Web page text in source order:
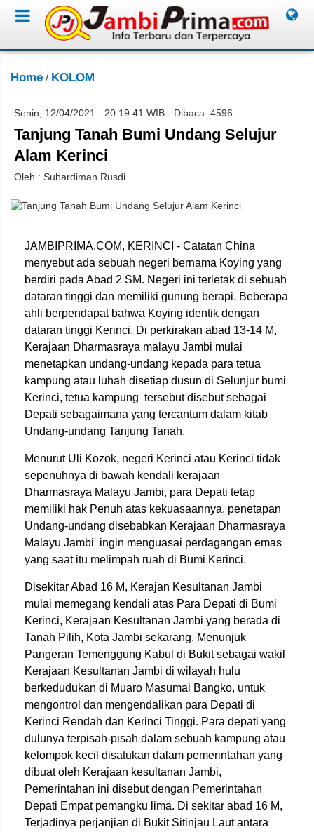
Home / KOLOM
Senin, 12/04/2021 - 20:19:41 WIB - Dibaca: 4596
Tanjung Tanah Bumi Undang Selujur
Alam Kerinci
Oleh : Suhardiman Rusdi
JAMBIPRIMA.COM, KERINCI - Catatan China
menyebut ada sebuah negeri bernama Koying yang
berdiri pada Abad 2 SM. Negeri ini terletak di sebuah
dataran tinggi dan memiliki gunung berapi. Beberapa
ahli berpendapat bahwa Koying identik dengan
dataran tinggi Kerinci. Di perkirakan abad 13-14 M,
Kerajaan Dharmasraya malayu Jambi mulai
menetapkan undang-undang kepada para tetua
kampung atau luhah disetiap dusun di Selunjur bumi
Kerinci, tetua kampung tersebut disebut sebagai
Depati sebagaimana yang tercantum dalam kitab
Undang-undang Tanjung Tanah.
Menurut Uli Kozok, negeri Kerinci atau Kerinci tidak
sepenuhnya di bawah kendali kerajaan
Dharmasraya Malayu Jambi, para Depati tetap
memiliki hak Penuh atas kekuasaannya, penetapan
Undang-undang disebabkan Kerajaan Dharmasraya
Malayu Jambi ingin menguasai perdagangan emas
yang saat itu melimpah ruah di Bumi Kerinci.
Disekitar Abad 16 M, Kerajan Kesultanan Jambi
mulai memegang kendali atas Para Depati di Bumi
Kerinci, Kerajaan Kesultanan Jambi yang berada di
Tanah Pilih, Kota Jambi sekarang. Menunjuk
Pangeran Temenggung Kabul di Bukit sebagai wakil
Kerajaan Kesultanan Jambi di wilayah hulu
berkedudukan di Muaro Masumai Bangko, untuk
mengontrol dan mengendalikan para Depati di
Kerinci Rendah dan Kerinci Tinggi. Para depati yang
dulunya terpisah-pisah dalam sebuah kampung atau
kelompok kecil disatukan dalam pemerintahan yang
dibuat oleh Kerajaan kesultanan Jambi,
Pemerintahan ini disebut dengan Pemerintahan
Depati Empat pemangku lima. Di sekitar abad 16 M,
Terjadinya perjanjian di Bukit Sitinjau Laut antara